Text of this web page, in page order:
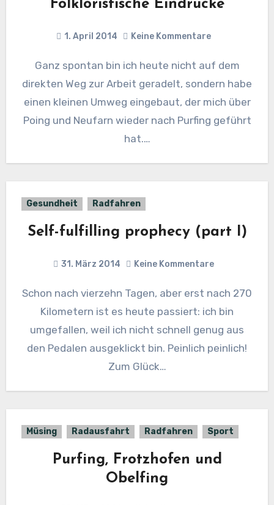
Folkloristische Eindrücke
1. April 2014 Keine Kommentare
Ganz spontan bin ich heute nicht auf dem
direkten Weg zur Arbeit geradelt, sondern habe
einen kleinen Umweg eingebaut, der mich über
Poing und Neufarn wieder nach Purfing geführt
hat.…
Gesundheit Radfahren
Self-fulfilling prophecy (part I)
31. März 2014 Keine Kommentare
Schon nach vierzehn Tagen, aber erst nach 270
Kilometern ist es heute passiert: ich bin
umgefallen, weil ich nicht schnell genug aus
den Pedalen ausgeklickt bin. Peinlich peinlich!
Zum Glück…
Müsing Radausfahrt Radfahren Sport
Purfing, Frotzhofen und
Obelfing